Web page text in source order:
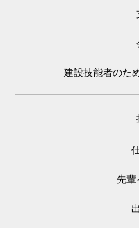
建設技能者のた
先輩